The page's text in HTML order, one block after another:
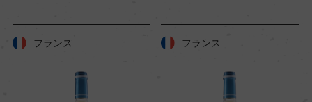
白 フランス フランス